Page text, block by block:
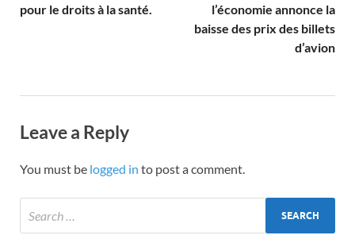
pour le droits à la santé.
l’économie annonce la
baisse des prix des billets
d’avion
Leave a Reply
You must be logged in to post a comment.